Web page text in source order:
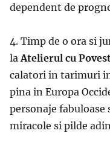
dependent de
4. Timp de o ora si
la Atelierul cu
calatori in tarimuri
pina in Europa
personaje
miracole si pilde